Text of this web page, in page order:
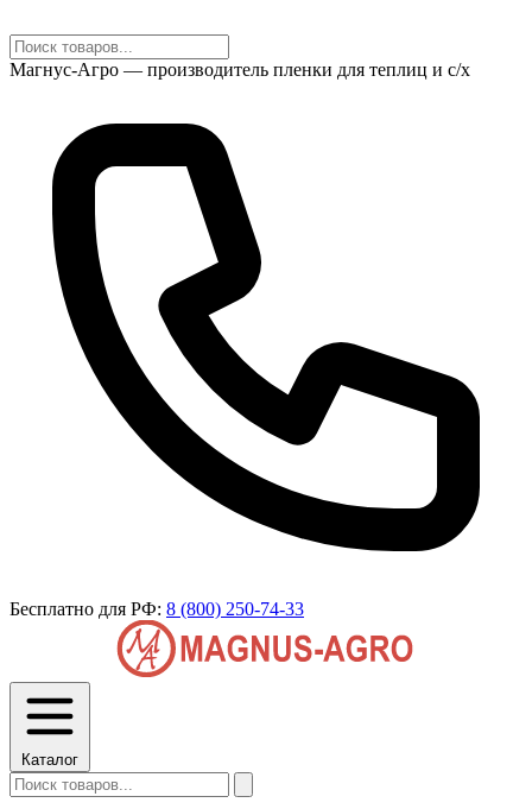
Магнус-Агро — производитель пленки для теплиц и с/х
Бесплатно для РФ: 8 (800) 250-74-33
Каталог